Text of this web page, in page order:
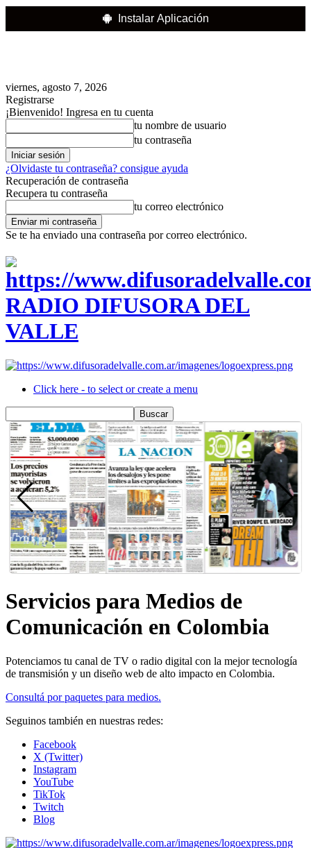
Instalar Aplicación
viernes, agosto 7, 2026
Registrarse
¡Bienvenido! Ingresa en tu cuenta
tu nombre de usuario
tu contraseña
¿Olvidaste tu contraseña? consigue ayuda
Recuperación de contraseña
Recupera tu contraseña
tu correo electrónico
Se te ha enviado una contraseña por correo electrónico.
RADIO DIFUSORA DEL
VALLE
Click here - to select or create a menu
Servicios para Medios de
Comunicación en Colombia
Potenciamos tu canal de TV o radio digital con la mejor tecnología
de transmisión y un diseño web de alto impacto en Colombia.
Consultá por paquetes para medios.
Seguinos también en nuestras redes:
Facebook
X (Twitter)
Instagram
YouTube
TikTok
Twitch
Blog